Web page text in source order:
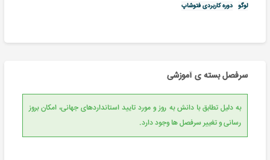
لوگو دوره کاربردی فتوشاپ
سرفصل بسته ی آموزشی
به دلیل تطابق با دانش به روز و مورد تایید استانداردهای جهانی، امکان بروز
رسانی و تغییر سرفصل ها وجود دارد.